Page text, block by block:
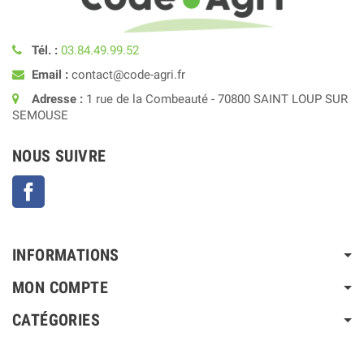
Tél. : 03.84.49.99.52
Email : contact@code-agri.fr
Adresse : 1 rue de la Combeauté - 70800 SAINT LOUP SUR
SEMOUSE
NOUS SUIVRE
INFORMATIONS
MON COMPTE
CATÉGORIES